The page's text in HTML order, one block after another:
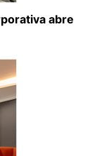
abre